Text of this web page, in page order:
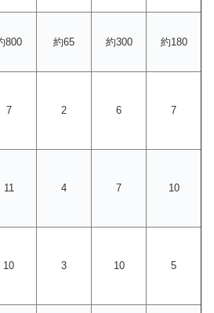
800 約65 約300 約180
7 2 6 7
11 4 7 10
10 3 10 5